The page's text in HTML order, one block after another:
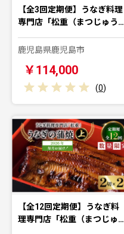
【全3回定期便】うなぎ料理
専門店「松重（まつじゅう…
鹿児島県鹿児島市
￥114,000
(0)
【全12回定期便】うなぎ料
理専門店「松重（まつじゅ…